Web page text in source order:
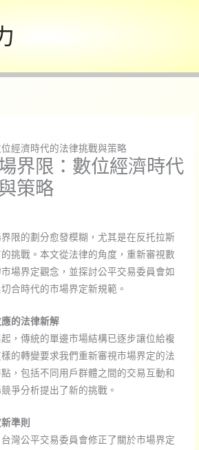
經濟時代的法律挑戰與策略
界限：數位經濟時代
策略
限的劃分愈發模糊，尤其是在反托拉斯
挑戰。本文從法律的角度，重新審視數
場界定觀念，並探討公平交易委員會如
合時代的市場界定新規範。
的法律新解
，傳統的單邊市場結構已逐步讓位給複
的轉變要求我們重新審視市場界定的法
，包括不同用戶群體之間的交易互動和
爭分析提出了新的挑戰。
準則
灣公平交易委員會修正了關於市場界定